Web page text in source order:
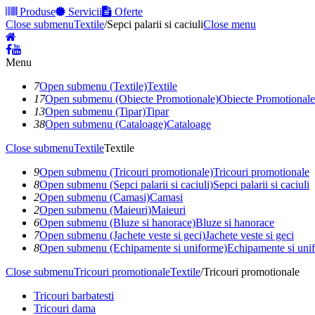
Produse Servicii
Oferte
Close submenuTextile/Sepci palarii si caciuliClose menu
Menu
7Open submenu (Textile)Textile
17Open submenu (Obiecte Promotionale)Obiecte Promotionale
13Open submenu (Tipar)Tipar
38Open submenu (Cataloage)Cataloage
Close submenuTextileTextile
9Open submenu (Tricouri promotionale)Tricouri promotionale
8Open submenu (Sepci palarii si caciuli)Sepci palarii si caciuli
2Open submenu (Camasi)Camasi
2Open submenu (Maieuri)Maieuri
6Open submenu (Bluze si hanorace)Bluze si hanorace
7Open submenu (Jachete veste si geci)Jachete veste si geci
8Open submenu (Echipamente si uniforme)Echipamente si
Close submenuTricouri promotionaleTextile/Tricouri promotionale
Tricouri barbatesti
Tricouri dama